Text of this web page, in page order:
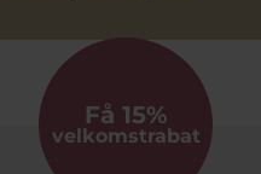
Få 15%
velkomstrabat